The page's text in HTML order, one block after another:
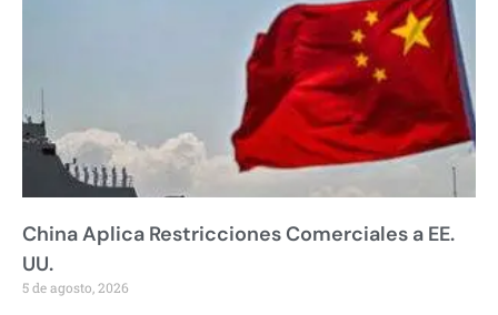
China Aplica Restricciones Comerciales a EE.
UU.
5 de agosto, 2026